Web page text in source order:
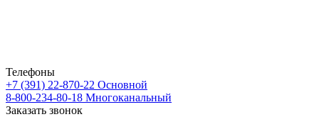
Телефоны
+7 (391) 22-870-22 Основной
8-800-234-80-18 Многоканальный
Заказать звонок